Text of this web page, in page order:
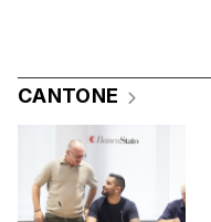
CANTONE